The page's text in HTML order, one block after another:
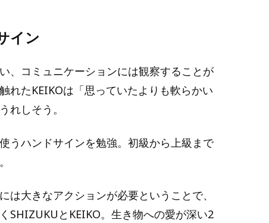
イン
、コミュニケーションには観察することが
れたKEIKOは「思っていたよりも軟らかい
れしそう。
うハンドサインを勉強。初級から上級まで
大きなアクションが必要ということで、
SHIZUKUとKEIKO。生き物への愛が深い2